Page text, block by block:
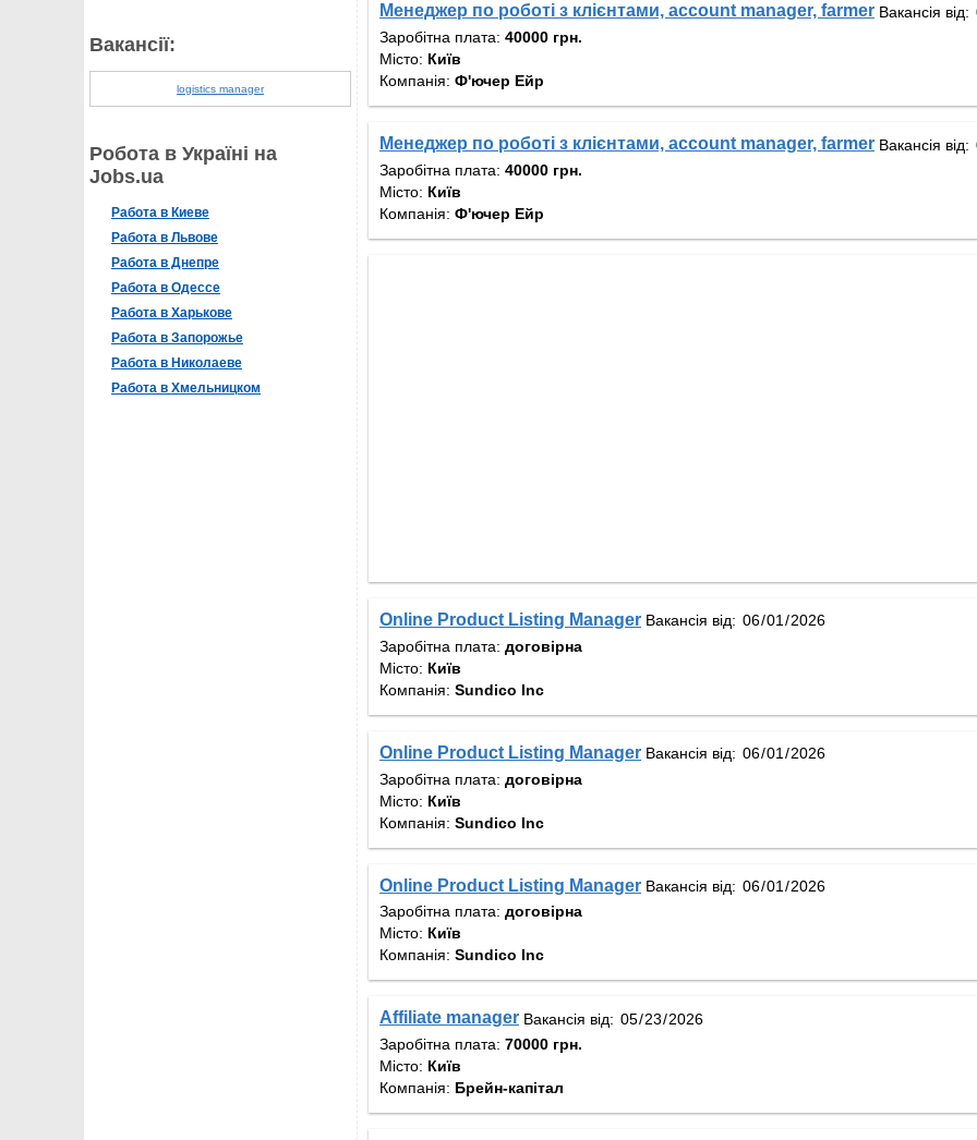
Вакансії:
logistics manager
Робота в Україні на
Jobs.ua
Работа в Киеве
Работа в Львове
Работа в Днепре
Работа в Одессе
Работа в Харькове
Работа в Запорожье
Работа в Николаеве
Работа в Хмельницком
Менеджер по роботі з клієнтами, account manager, farmer Вакансія від:
Заробітна плата: 40000 грн.
Місто: Київ
Компанія: Ф'ючер Ейр
Менеджер по роботі з клієнтами, account manager, farmer Вакансія від:
Заробітна плата: 40000 грн.
Місто: Київ
Компанія: Ф'ючер Ейр
Online Product Listing Manager Вакансія від:
Заробітна плата: договірна
Місто: Київ
Компанія: Sundico Inc
Online Product Listing Manager Вакансія від:
Заробітна плата: договірна
Місто: Київ
Компанія: Sundico Inc
Online Product Listing Manager Вакансія від:
Заробітна плата: договірна
Місто: Київ
Компанія: Sundico Inc
Affiliate manager Вакансія від:
Заробітна плата: 70000 грн.
Місто: Київ
Компанія: Брейн-капітал